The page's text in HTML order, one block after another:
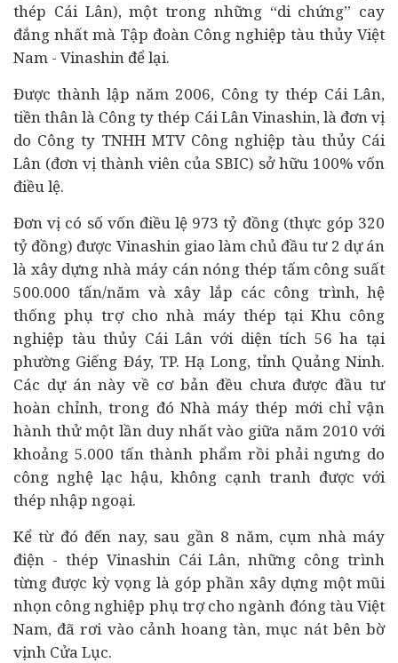
thép Cái Lân), một trong những “di chứng” cay
đắng nhất mà Tập đoàn Công nghiệp tàu thủy Việt
Nam - Vinashin để lại.
Được thành lập năm 2006, Công ty thép Cái Lân,
tiền thân là Công ty thép Cái Lân Vinashin, là đơn vị
do Công ty TNHH MTV Công nghiệp tàu thủy Cái
Lân (đơn vị thành viên của SBIC) sở hữu 100% vốn
điều lệ.
Đơn vị có số vốn điều lệ 973 tỷ đồng (thực góp 320
tỷ đồng) được Vinashin giao làm chủ đầu tư2 dự án
là xây dựng nhà máy cán nóng thép tấm công suất
500.000 tấn/năm và xây lắp các công trình, hệ
thống phụ trợ cho nhà máy thép tại Khu công
nghiệp tàu thủy Cái Lân với diện tích 56 ha tại
phường Giếng Đáy, TP. Hạ Long, tỉnh Quảng Ninh.
Các dự án này về cơ bản đều chưa được đầu tư
hoàn chỉnh, trong đó Nhà máy thép mới chỉ vận
hành thử một lần duy nhất vào giữa năm 2010 với
khoảng 5.000 tấn thành phẩm rồi phải ngưng do
công nghệ lạc hậu, không cạnh tranh được với
thép nhập ngoại.
Kể từ đó đến nay, sau gần 8 năm, cụm nhà máy
điện - thép Vinashin Cái Lân, những công trình
từng được kỳ vọng là góp phần xây dựng một mũi
nhọn công nghiệp phụ trợ cho ngành đóng tàu Việt
Nam, đã rơi vào cảnh hoang tàn, mục nát bên bờ
vịnh Cửa Lục.